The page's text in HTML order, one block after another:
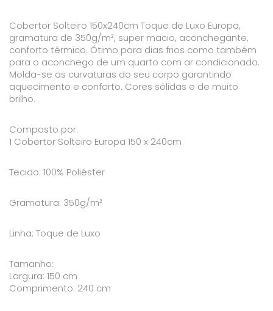
Cobertor Solteiro 150x240cm Toque de Luxo Europa,
gramatura de 350g/m², super macio, aconchegante,
conforto térmico. Ótimo para dias frios como também
para o aconchego de um quarto com ar condicionado.
Molda-se as curvaturas do seu corpo garantindo
aquecimento e conforto. Cores sólidas e de muito
brilho.
Composto por:
1 Cobertor Solteiro Europa 150 x 240cm
Tecido: 100% Poliéster
Gramatura: 350g/m²
Linha: Toque de Luxo
Tamanho:
Largura: 150 cm
Comprimento: 240 cm